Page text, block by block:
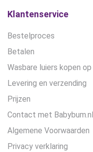
de
Klantenservice
Bestelproces
Betalen
Wasbare luiers kopen
Levering en verzending
Prijzen
Contact met Babybum.nl
Algemene Voorwaarden
Privacy verklaring